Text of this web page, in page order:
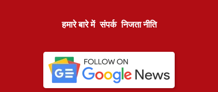
हमारे बारे में संपर्क निजता नीति